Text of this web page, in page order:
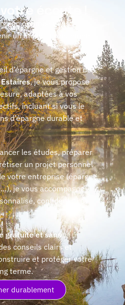
écoute !
optimiser vos
un meilleur rendement
d’épargne et gestion de
, je vous propose
adaptées à vos
incluant si vous le
d’épargne durable et
les études, préparer
un projet personnel
votre entreprise (épargne
je vous accompagne
confidentiel et
gratuite et sans
conseils clairs et
et protéger votre
terme.
durablement